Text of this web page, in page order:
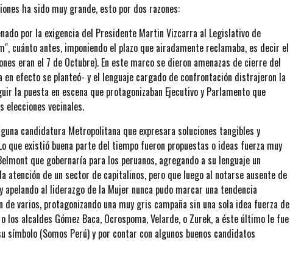
ha sido muy grande, esto por dos razones:
por la exigencia del Presidente Martin Vizcarra al Legislativo de
cuánto antes, imponiendo el plazo que airadamente reclamaba, es decir el
eran el 7 de Octubre). En este marco se dieron amenazas de cierre del
en efecto se planteó- y el lenguaje cargado de confrontación distrajeron la
la puesta en escena que protagonizaban Ejecutivo y Parlamento que
elecciones vecinales.
candidatura Metropolitana que expresara soluciones tangibles y
que existió buena parte del tiempo fueron propuestas o ideas fuerza muy
que gobernaría para los peruanos, agregando a su lenguaje un
atención de un sector de capitalinos, pero que luego al notarse ausente de
al liderazgo de la Mujer nunca pudo marcar una tendencia
varios, protagonizando una muy gris campaña sin una sola idea fuerza de
los alcaldes Gómez Baca, Ocrospoma, Velarde, o Zurek, a éste último le fue
(Somos Perú) y por contar con algunos buenos candidatos